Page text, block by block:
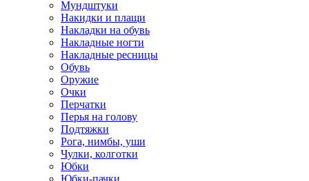
Мундштуки
Накидки и плащи
Накладки на обувь
Накладные ногти
Накладные ресницы
Обувь
Оружие
Очки
Перчатки
Перья на голову
Подтяжки
Рога, нимбы, уши
Чулки, колготки
Юбки
Юбки-пачки